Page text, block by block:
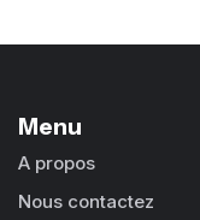
Menu
A propos
Nous contactez